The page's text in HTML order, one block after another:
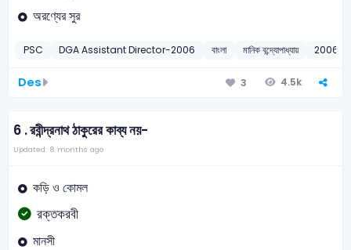
অরণ্যের সুর
PSC DGA Assistant Director-2006 বাংলা মানিক বন্দ্যোপাধ্যায় 2006
Des 3 4.5k
6 .রবীন্দ্রনাথ ঠাকুরের কাব্য নয়-
Updated: 8 months ago
কড়ি ও কোমল
রক্তকরবী
মানসী